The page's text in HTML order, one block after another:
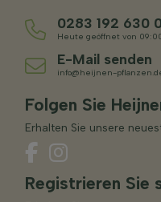
0283 192 630
Heute geöffnet von
E-Mail senden
info@heijnen-
Folgen Sie
Erhalten Sie unsere
Registrieren Sie